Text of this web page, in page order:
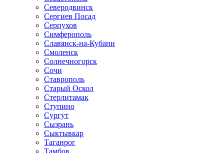
Северодвинск
Сергиев Посад
Серпухов
Симферополь
Славянск-на-Кубани
Смоленск
Солнечногорск
Сочи
Ставрополь
Старый Оскол
Стерлитамак
Ступино
Сургут
Сызрань
Сыктывкар
Таганрог
Тамбов